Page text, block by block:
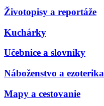
Životopisy a reportáže
Kuchárky
Učebnice a slovníky
Náboženstvo a ezoterika
Mapy a cestovanie